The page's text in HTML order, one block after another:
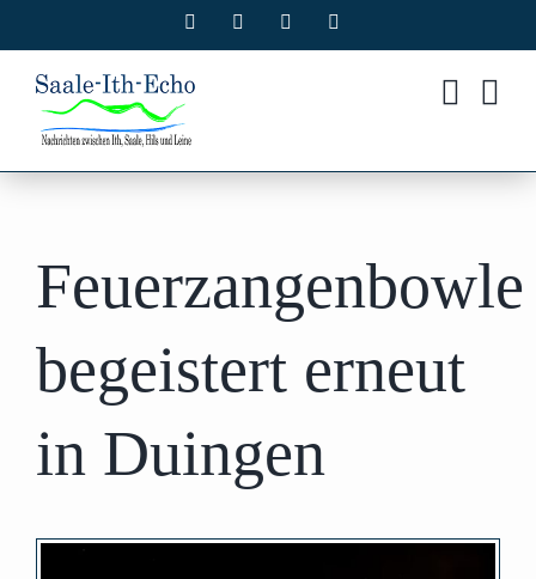
Inhalt
springen
Facebook Instagram
Feuerzangenbowle
begeistert erneut
in Duingen